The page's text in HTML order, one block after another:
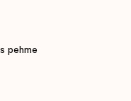
pehme